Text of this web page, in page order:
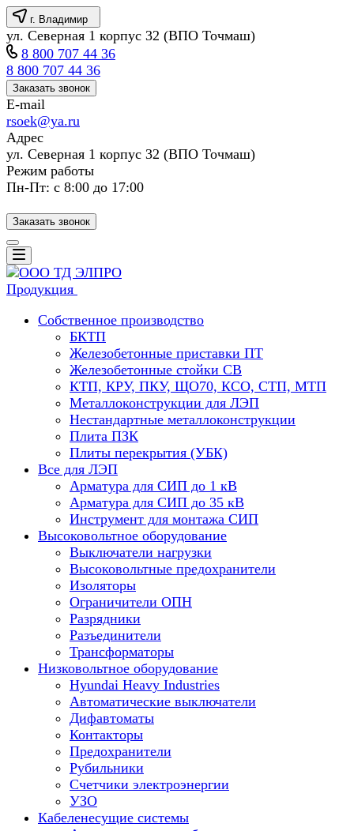
г. Владимир
ул. Северная 1 корпус 32 (ВПО Точмаш)
8 800 707 44 36
8 800 707 44 36
Заказать звонок
E-mail
rsoek@ya.ru
Адрес
ул. Северная 1 корпус 32 (ВПО Точмаш)
Режим работы
Пн-Пт: с 8:00 до 17:00
Заказать звонок
Продукция
Собственное производство
БКТП
Железобетонные приставки ПТ
Железобетонные стойки СВ
КТП, КРУ, ПКУ, ЩО70, КСО, СТП, МТП
Металлоконструкции для ЛЭП
Нестандартные металлоконструкции
Плита ПЗК
Плиты перекрытия (УБК)
Все для ЛЭП
Арматура для СИП до 1 кВ
Арматура для СИП до 35 кВ
Инструмент для монтажа СИП
Высоковольтное оборудование
Выключатели нагрузки
Высоковольтные предохранители
Изоляторы
Ограничители ОПН
Разрядники
Разъединители
Трансформаторы
Низковольтное оборудование
Hyundai Heavy Industries
Автоматические выключатели
Дифавтоматы
Контакторы
Предохранители
Рубильники
Счетчики электроэнергии
УЗО
Кабеленесущие системы